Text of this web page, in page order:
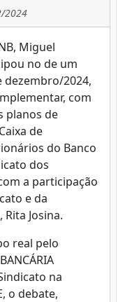
2024
Miguel
no de um
dezembro/2024,
com
planos de
de
do Banco
dos
a participação
e da
Rita Josina.
real pelo
na
o debate,